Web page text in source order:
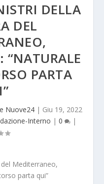
DELLA
DEL
“NATURALE
PARTA
Nuove24| Giu 19, 2022
Interno | 0 |